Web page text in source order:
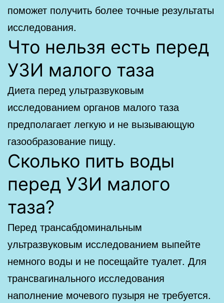
поможет получить более точные результаты
исследования.
Что нельзя есть перед
УЗИ малого таза
Диета перед ультразвуковым
исследованием органов малого таза
предполагает легкую и не вызывающую
газообразование пищу.
Сколько пить воды
перед УЗИ малого
таза?
Перед трансабдоминальным
ультразвуковым исследованием выпейте
немного воды и не посещайте туалет. Для
трансвагинального исследования
наполнение мочевого пузыря не требуется.